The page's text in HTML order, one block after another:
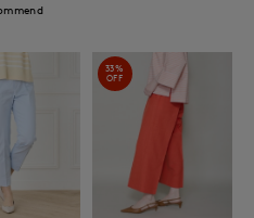
33%
OFF